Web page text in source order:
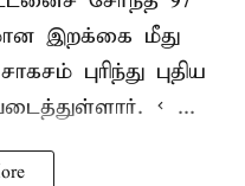
இறக்கை மீது
புரிந்து புதிய
< ...